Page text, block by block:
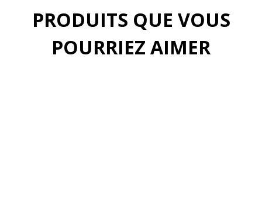
PRODUITS QUE VOUS
POURRIEZ AIMER